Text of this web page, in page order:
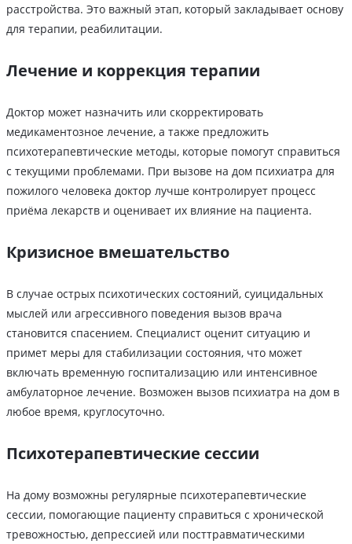
расстройства. Это важный этап, который закладывает основу
для терапии, реабилитации.
Лечение и коррекция терапии
Доктор может назначить или скорректировать
медикаментозное лечение, а также предложить
психотерапевтические методы, которые помогут справиться
с текущими проблемами. При вызове на дом психиатра для
пожилого человека доктор лучше контролирует процесс
приёма лекарств и оценивает их влияние на пациента.
Кризисное вмешательство
В случае острых психотических состояний, суицидальных
мыслей или агрессивного поведения вызов врача
становится спасением. Специалист оценит ситуацию и
примет меры для стабилизации состояния, что может
включать временную госпитализацию или интенсивное
амбулаторное лечение. Возможен вызов психиатра на дом в
любое время, круглосуточно.
Психотерапевтические сессии
На дому возможны регулярные психотерапевтические
сессии, помогающие пациенту справиться с хронической
тревожностью, депрессией или посттравматическими